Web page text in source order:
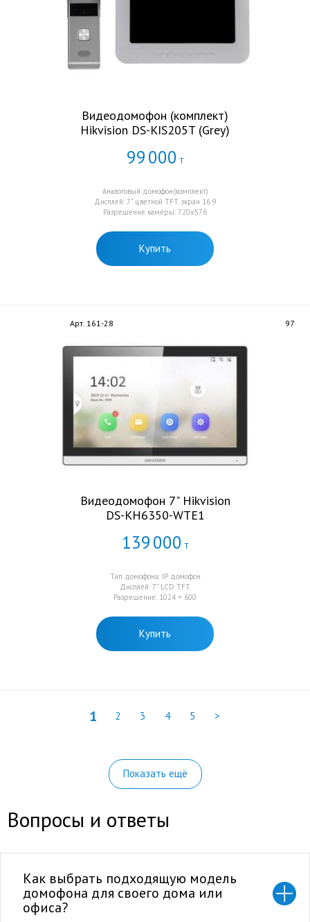
Видеодомофон (комплект)
Hikvision DS-KIS205T (Grey)
99000 Т
Аналоговый домофон(комплект)
Дисплей: 7" цветной TFT экран 16:9
Разрешение камеры: 720х576
Купить
Арт. 161-28 97
Видеодомофон 7" Hikvision
DS-KH6350-WTE1
139000 Т
Тип домофона: IP домофон
Дисплей: 7" LCD TFT
Разрешение: 1024 × 600
Купить
1 2 3 4 5 >
Показать ещё
Вопросы и ответы
Как выбрать подходящую модель
домофона для своего дома или
офиса?